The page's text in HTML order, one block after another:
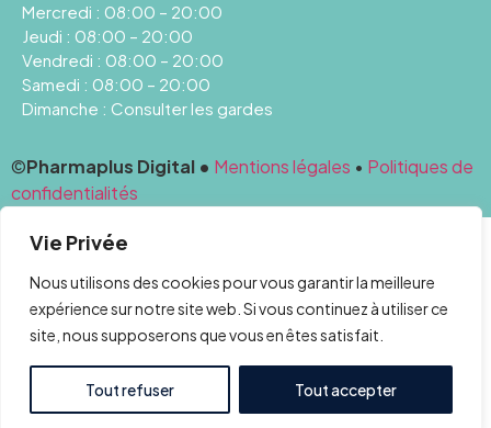
Vie Privée
Nous utilisons des cookies pour vous garantir la meilleure
expérience sur notre site web. Si vous continuez à utiliser ce
site, nous supposerons que vous en êtes satisfait.
Tout refuser Tout accepter
Mercredi : 08:00 – 20:00
Jeudi : 08:00 – 20:00
Vendredi : 08:00 – 20:00
Samedi : 08:00 – 20:00
Dimanche : Consulter les gardes
©Pharmaplus Digital • Mentions légales • Politiques de
confidentialités